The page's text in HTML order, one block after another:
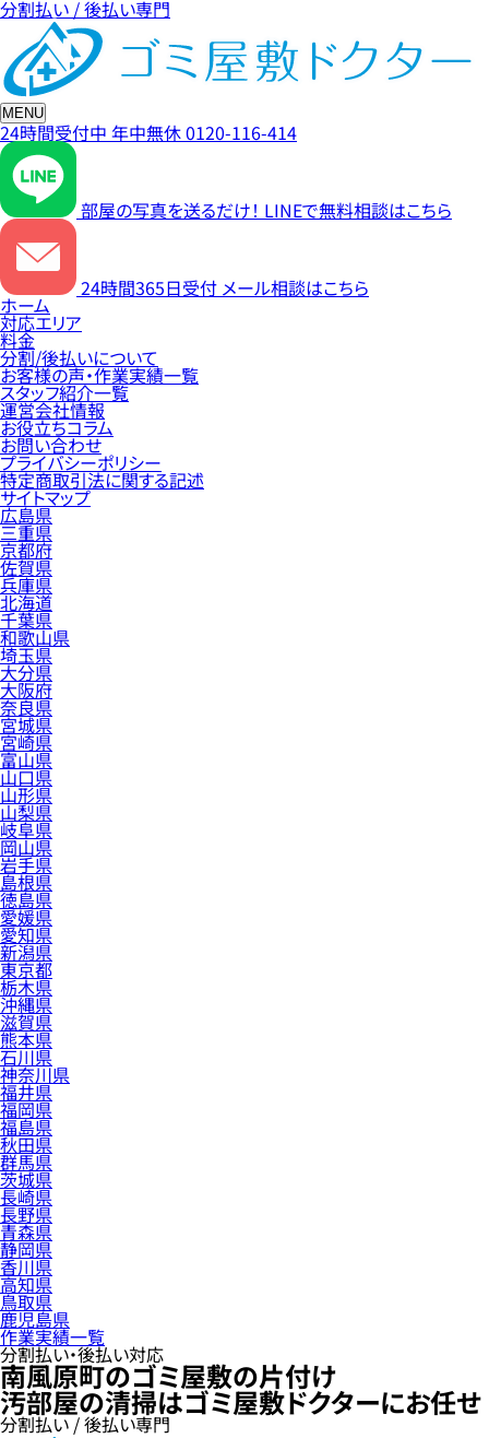
分割払い / 後払い専門
MENU
24時間受付中 年中無休0120-116-414
部屋の写真を送るだけ！ LINEで無料相談はこちら
24時間365日受付 メール相談はこちら
ホーム
対応エリア
料金
分割/後払いについて
お客様の声・作業実績一覧
スタッフ紹介一覧
運営会社情報
お役立ちコラム
お問い合わせ
プライバシーポリシー
特定商取引法に関する記述
サイトマップ
広島県
三重県
京都府
佐賀県
兵庫県
北海道
千葉県
和歌山県
埼玉県
大分県
大阪府
奈良県
宮城県
宮崎県
富山県
山口県
山形県
山梨県
岐阜県
岡山県
岩手県
島根県
徳島県
愛媛県
愛知県
新潟県
東京都
栃木県
沖縄県
滋賀県
熊本県
石川県
神奈川県
福井県
福岡県
福島県
秋田県
群馬県
茨城県
長崎県
長野県
青森県
静岡県
香川県
高知県
鳥取県
鹿児島県
作業実績一覧
分割払い・後払い対応
南風原町のゴミ屋敷の片付け
汚部屋の清掃はゴミ屋敷ドクターにお任せ
分割払い / 後払い専門